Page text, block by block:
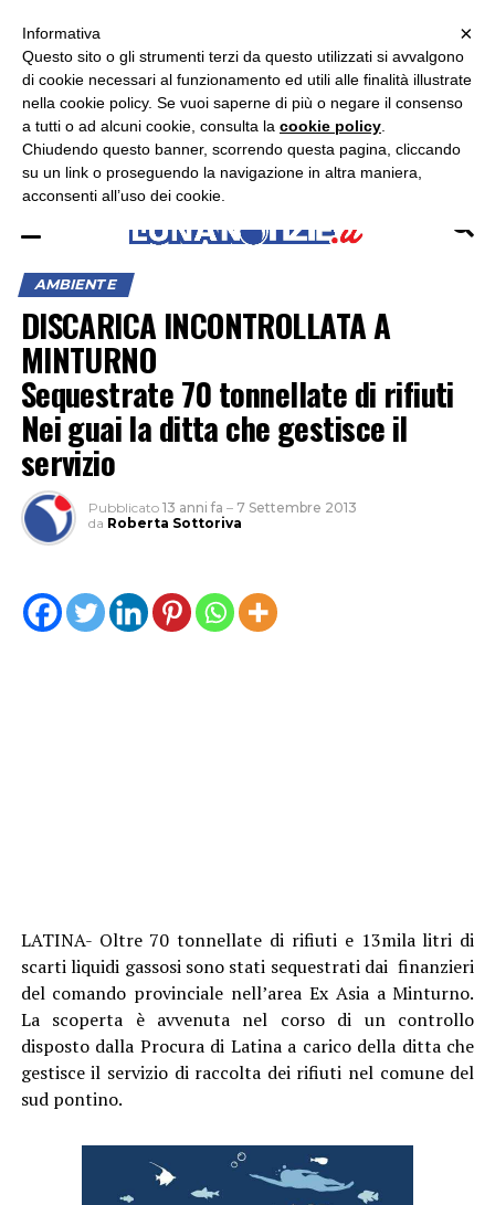
ASCOLTA RADIO LUNA
AMBIENTE
DISCARICA INCONTROLLATA A
MINTURNO
Sequestrate 70 tonnellate di rifiuti
Nei guai la ditta che gestisce il
servizio
Pubblicato 13 anni fa – 7 Settembre 2013
da Roberta Sottoriva
×
Informativa
Questo sito o gli strumenti terzi da questo utilizzati si avvalgono
di cookie necessari al funzionamento ed utili alle finalità illustrate
nella cookie policy. Se vuoi saperne di più o negare il consenso
a tutti o ad alcuni cookie, consulta la cookie policy
Chiudendo questo banner, scorrendo questa pagina, cliccando
su un link o proseguendo la navigazione in altra maniera,
acconsenti all’uso dei cookie.